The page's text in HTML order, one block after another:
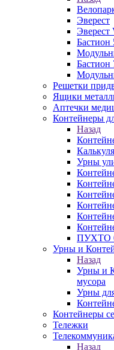
Эверест
Эверест
Бастион
Бастион
Решетки
Ящики
Аптечки
Контейнеры
Назад
Урны
ПУХТО
Урны и
Назад
Урны и
мусора
Урны
Контейнеры
Тележки
Назад